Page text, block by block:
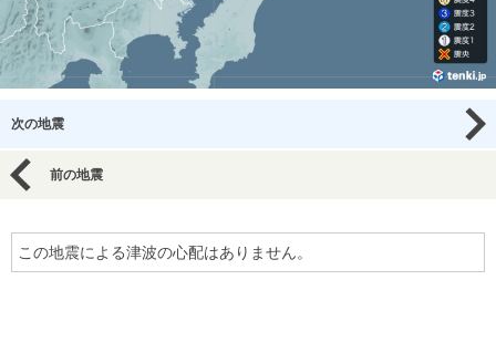
次の地震
前の地震
この地震による津波の心配はありません。